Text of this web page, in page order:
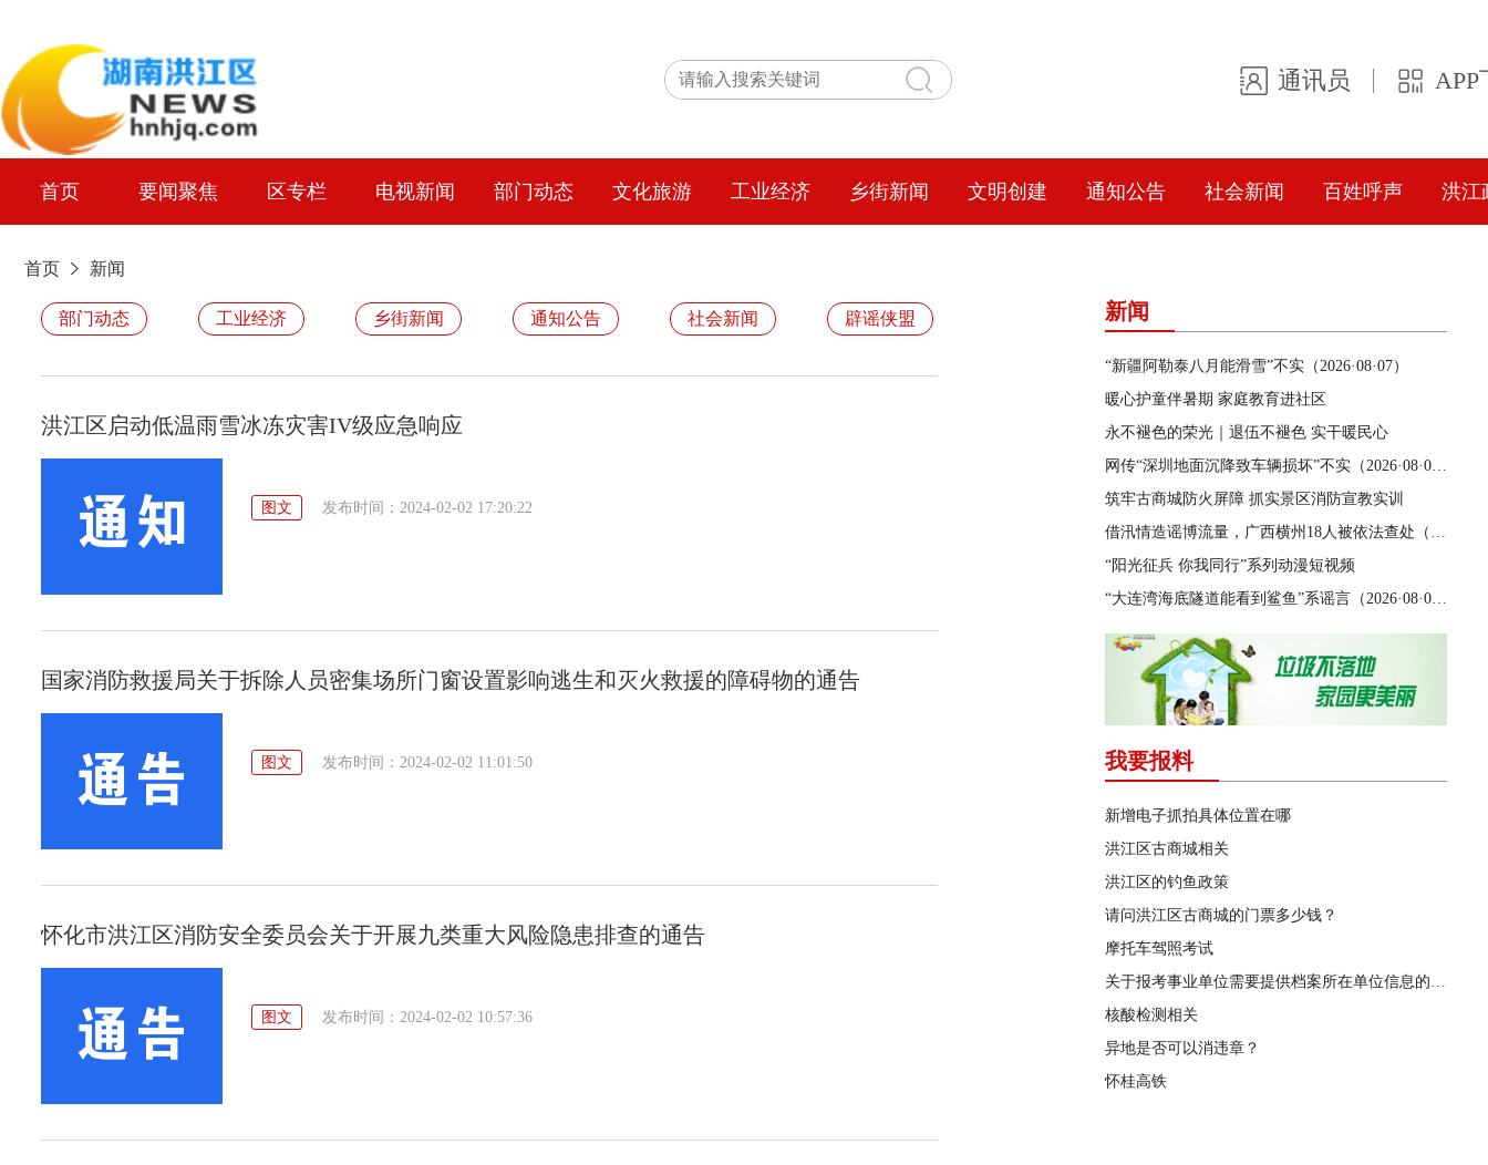
通讯员 APP
首页 要闻聚焦 区专栏 电视新闻 部门动态 文化旅游 工业经济 乡街新闻 文明创建 通知公告 社会新闻 百姓呼声 洪江
首页 新闻
部门动态 工业经济 乡街新闻 通知公告 社会新闻 辟谣侠盟
洪江区启动低温雨雪冰冻灾害IV级应急响应
图文 发布时间：2024-02-02 17:20:22
国家消防救援局关于拆除人员密集场所门窗设置影响逃生和灭火救援的障碍物的通告
图文 发布时间：2024-02-02 11:01:50
怀化市洪江区消防安全委员会关于开展九类重大风险隐患排查的通告
图文 发布时间：2024-02-02 10:57:36
新闻
“新疆阿勒泰八月能滑雪”不实（2026·08·07）
暖心护童伴暑期 家庭教育进社区
永不褪色的荣光｜退伍不褪色 实干暖民心
网传“深圳地面沉降致车辆损坏”不实（2026·08·06）
筑牢古商城防火屏障 抓实景区消防宣教实训
借汛情造谣博流量，广西横州18人被依法查处（2026·08·05）
“阳光征兵 你我同行”系列动漫短视频
“大连湾海底隧道能看到鲨鱼”系谣言（2026·08·04）
我要报料
新增电子抓拍具体位置在哪
洪江区古商城相关
洪江区的钓鱼政策
请问洪江区古商城的门票多少钱？
摩托车驾照考试
关于报考事业单位需要提供档案所在单位信息的问题
核酸检测相关
异地是否可以消违章？
怀桂高铁